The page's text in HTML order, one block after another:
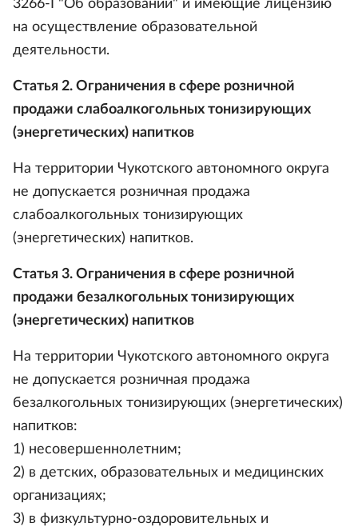
3266-I "Об образовании" и имеющие лицензию
на осуществление образовательной
деятельности.
Статья 2. Ограничения в сфере розничной
продажи слабоалкогольных тонизирующих
(энергетических) напитков
На территории Чукотского автономного округа
не допускается розничная продажа
слабоалкогольных тонизирующих
(энергетических) напитков.
Статья 3. Ограничения в сфере розничной
продажи безалкогольных тонизирующих
(энергетических) напитков
На территории Чукотского автономного округа
не допускается розничная продажа
безалкогольных тонизирующих (энергетических)
напитков:
1) несовершеннолетним;
2) в детских, образовательных и медицинских
организациях;
3) в физкультурно-оздоровительных и